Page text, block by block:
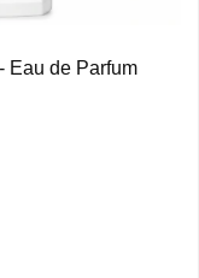
Eau de Parfum